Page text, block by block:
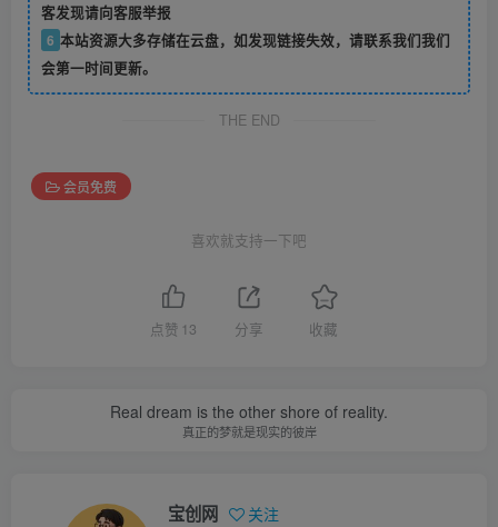
客发现请向客服举报
6 本站资源大多存储在云盘，如发现链接失效，请联系我们我们
会第一时间更新。
THE END
会员免费
喜欢就支持一下吧
点赞 13 分享 收藏
Real dream is the other shore of reality.
真正的梦就是现实的彼岸
宝创网 关注